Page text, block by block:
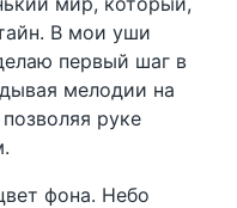
В мои уши
первый шаг в
мелодии на
руке
фона. Небо